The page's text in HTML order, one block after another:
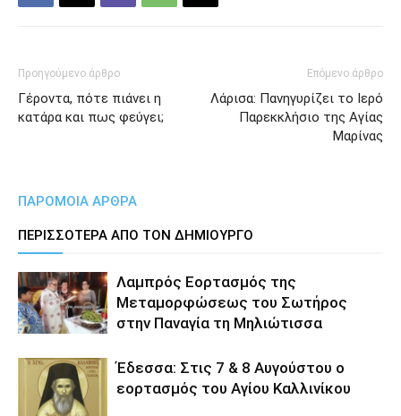
Προηγούμενο άρθρο
Γέροντα, πότε πιάνει η
κατάρα και πως φεύγει;
Επόμενο άρθρο
Λάρισα: Πανηγυρίζει το Ιερό
Παρεκκλήσιο της Αγίας
Μαρίνας
ΠΑΡΟΜΟΙΑ ΑΡΘΡΑ
ΠΕΡΙΣΣΟΤΕΡΑ ΑΠΟ ΤΟΝ ΔΗΜΙΟΥΡΓΟ
Λαμπρός Εορτασμός της
Μεταμορφώσεως του Σωτήρος
στην Παναγία τη Μηλιώτισσα
Έδεσσα: Στις 7 & 8 Αυγούστου ο
εορτασμός του Αγίου Καλλινίκου